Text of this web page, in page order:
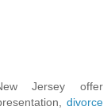
Jersey offer
divorce